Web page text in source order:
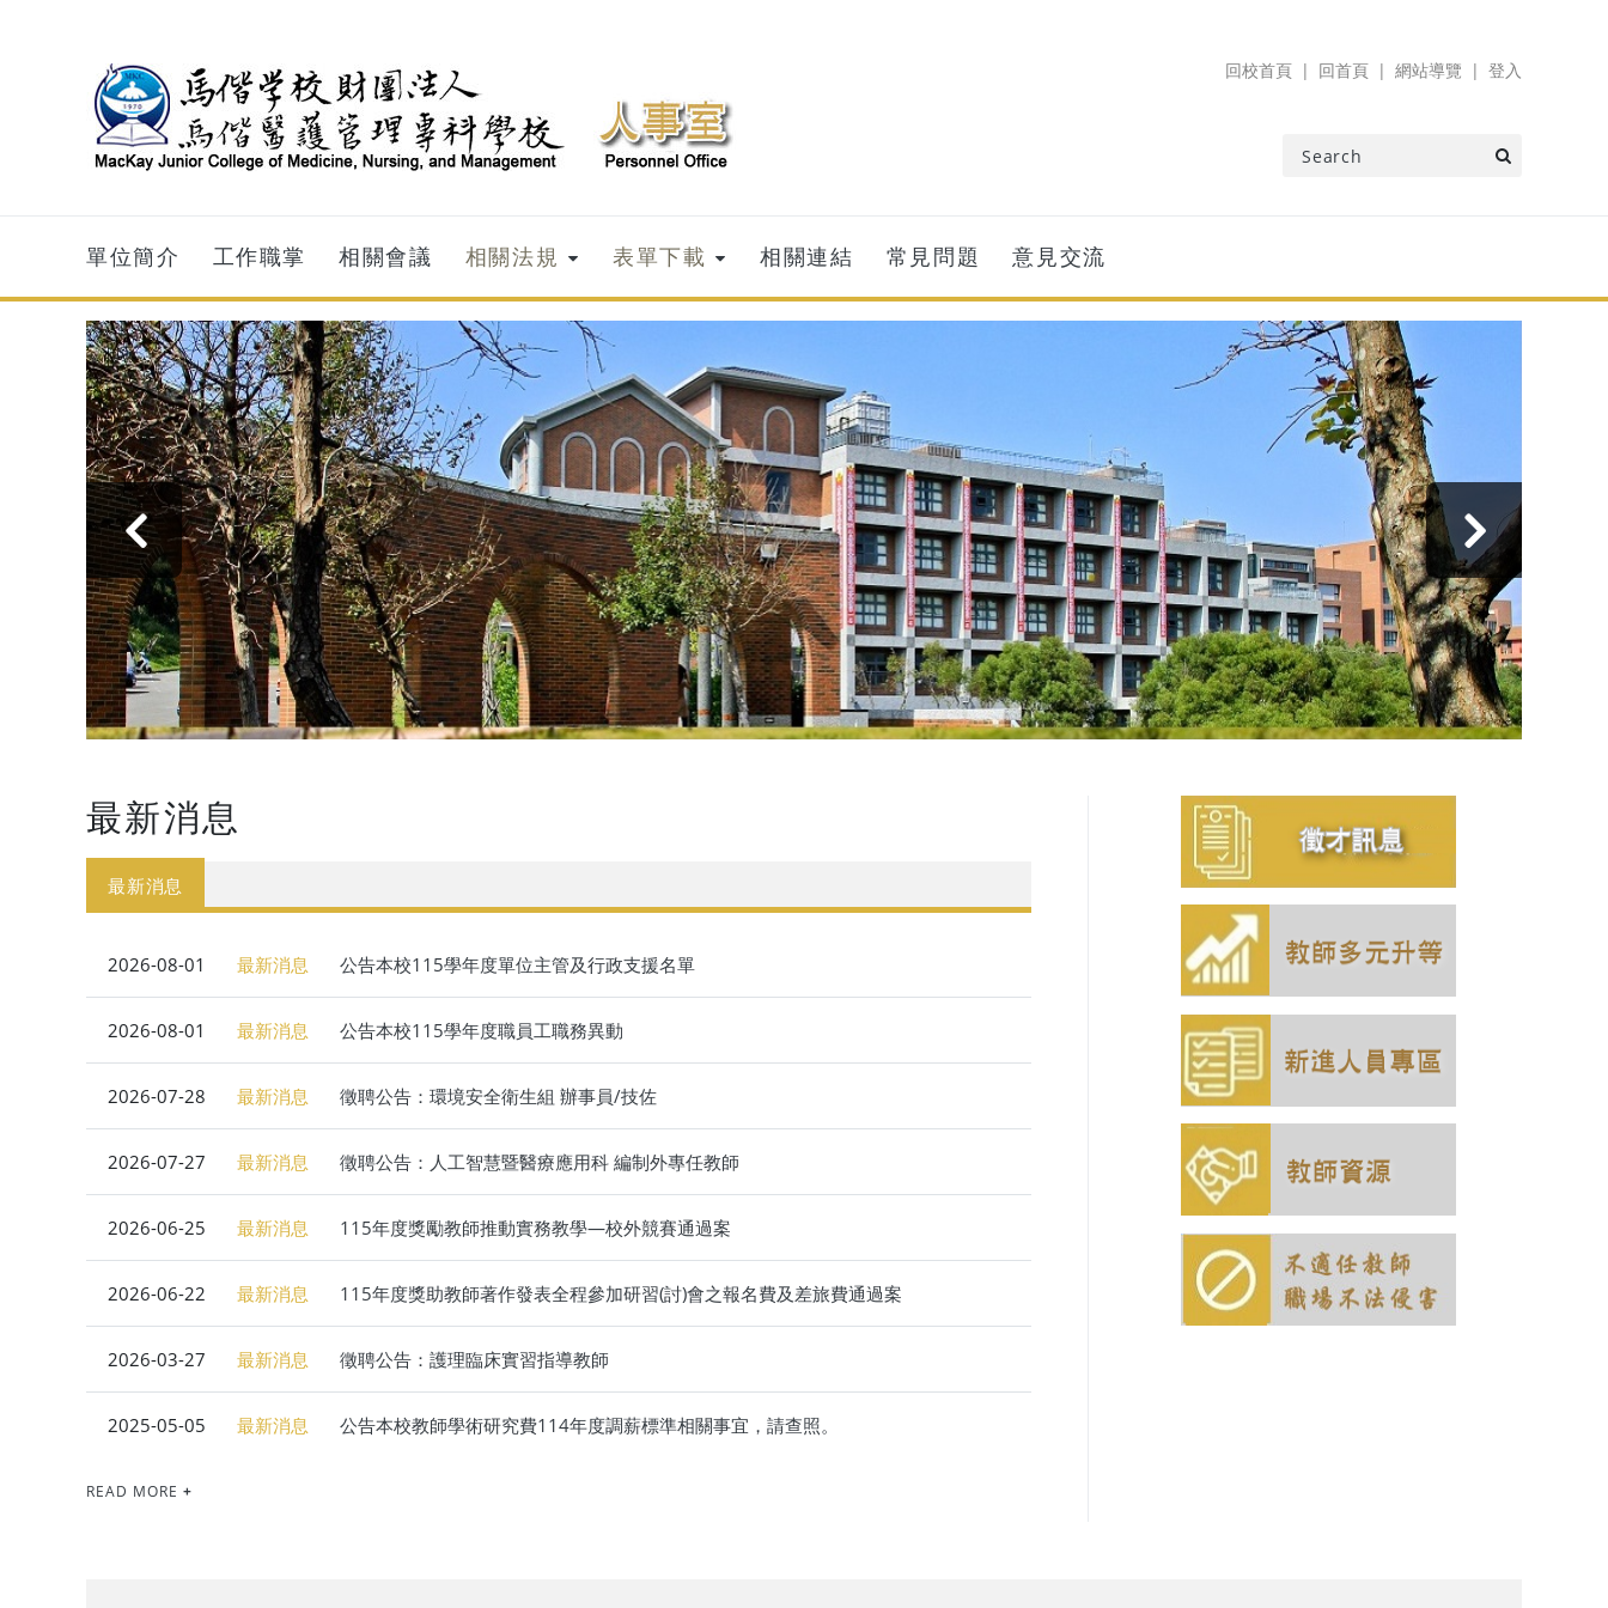
回校首頁 回首頁 網站導覽 登入
單位簡介 工作職掌 相關會議 相關法規 表單下載 相關連結 常見問題 意見交流
‹ ›
最新消息
最新消息
2026-08-01 最新消息 公告本校115學年度單位主管及行政支援名單
2026-08-01 最新消息 公告本校115學年度職員工職務異動
2026-07-28 最新消息 徵聘公告：環境安全衛生組 辦事員/技佐
2026-07-27 最新消息 徵聘公告：人工智慧暨醫療應用科 編制外專任教師
2026-06-25 最新消息 115年度獎勵教師推動實務教學—校外競賽通過案
2026-06-22 最新消息 115年度獎助教師著作發表全程參加研習(討)會之報名費及差旅費通過案
2026-03-27 最新消息 徵聘公告：護理臨床實習指導教師
2025-05-05 最新消息 公告本校教師學術研究費114年度調薪標準相關事宜，請查照。
READ MORE +